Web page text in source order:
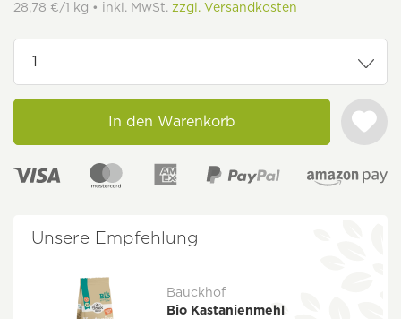
28,78 €/1 kg • inkl. MwSt. zzgl. Versandkosten
In den Warenkorb
Unsere Empfehlung
Bauckhof
Bio Kastanienmehl